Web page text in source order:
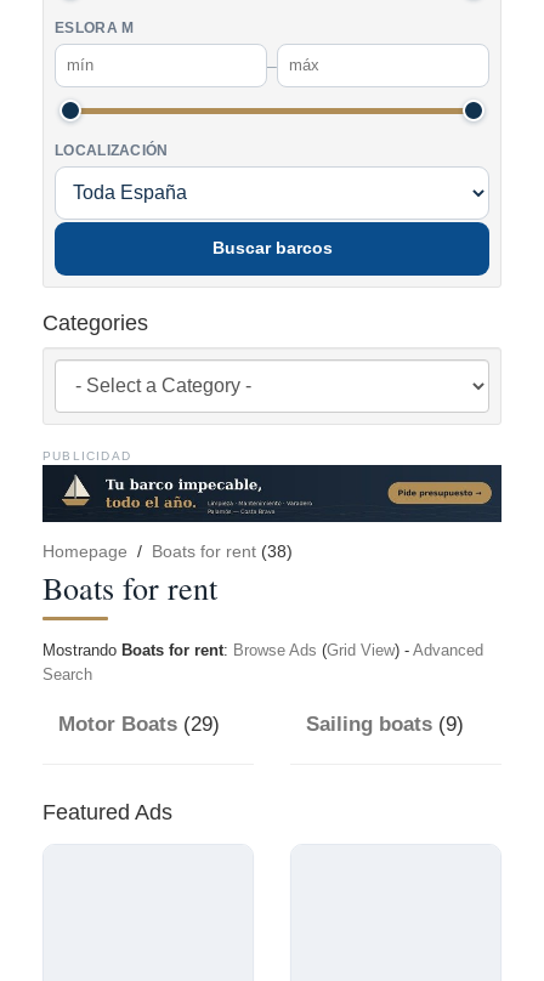
ESLORA M
–
LOCALIZACIÓN
Buscar barcos
Categories
PUBLICIDAD
Homepage / Boats for rent (38)
Boats for rent
Mostrando Boats for rent: Browse Ads (Grid View) - Advanced
Search
Motor Boats (29) Sailing boats (9)
Featured Ads